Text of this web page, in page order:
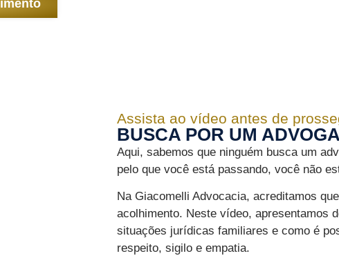
Assista ao vídeo antes de
BUSCA POR UM
Aqui, sabemos que ninguém busca um
pelo que você está passando, você não
Na Giacomelli Advocacia, acreditamos
acolhimento. Neste vídeo, apresentamos
situações jurídicas familiares e como é
respeito, sigilo e empatia.